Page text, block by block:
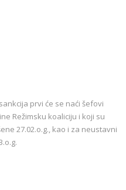
prvi će se naći šefovi
Režimsku koaliciju i koji su
27.02.o.g., kao i za neustavni